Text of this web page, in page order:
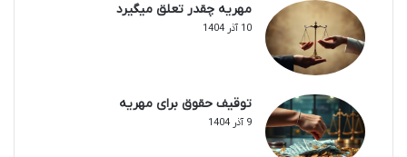
مهریه چقدر تعلق میگیرد
10 آذر 1404
توقیف حقوق برای مهریه
9 آذر 1404